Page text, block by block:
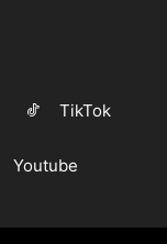
TikTok
Youtube